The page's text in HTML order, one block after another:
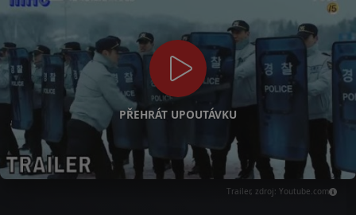
PŘEHRÁT UPOUTÁVKU
Trailer, zdroj: Youtube.com